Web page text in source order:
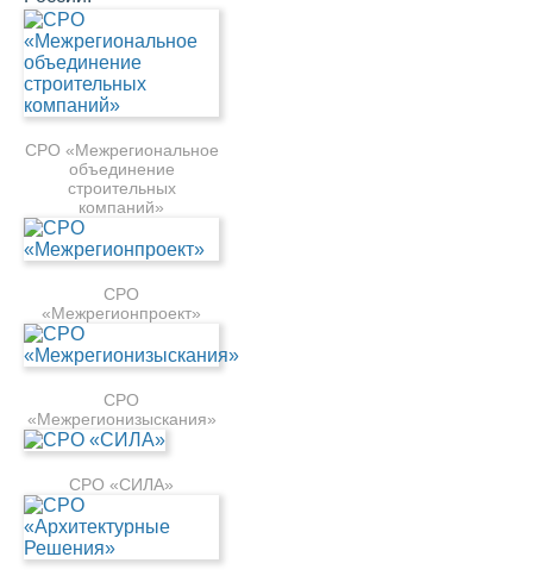
СРО «Межрегиональное
объединение
строительных
компаний»
СРО
«Межрегионпроект»
СРО
«Межрегионизыскания»
СРО «СИЛА»